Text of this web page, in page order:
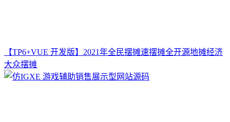
【TP6+VUE 开发版】2021年全民摆摊速摆摊全开源地摊经济
大众摆摊